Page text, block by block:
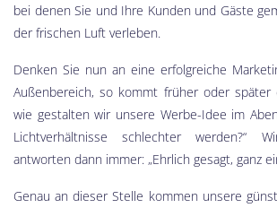
bei denen Sie und Ihre Kunden und Gäste
der frischen Luft verleben.
Denken Sie nun an eine erfolgreiche
Außenbereich, so kommt früher oder später
wie gestalten wir unsere Werbe-Idee im
Lichtverhältnisse schlechter werden?“
antworten dann immer: „Ehrlich gesagt, ganz
Genau an dieser Stelle kommen unsere